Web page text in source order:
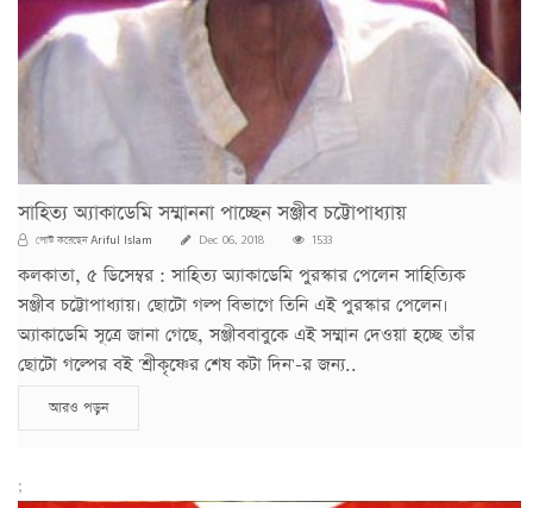
সাহিত্য অ্যাকাডেমি সম্মাননা পাচ্ছেন সঞ্জীব চট্টোপাধ্যায়
পোস্ট করেছেনAriful Islam Dec 06, 2018 1533
কলকাতা, ৫ ডিসেম্বর : সাহিত্য অ্যাকাডেমি পুরস্কার পেলেন সাহিত্যিক
সঞ্জীব চট্টোপাধ্যায়। ছোটো গল্প বিভাগে তিনি এই পুরস্কার পেলেন।
অ্যাকাডেমি সূত্রে জানা গেছে, সঞ্জীববাবুকে এই সম্মান দেওয়া হচ্ছে তাঁর
ছোটো গল্পের বই 'শ্রীকৃষ্ণের শেষ কটা দিন'-র জন্য..
আরও পড়ুন
;